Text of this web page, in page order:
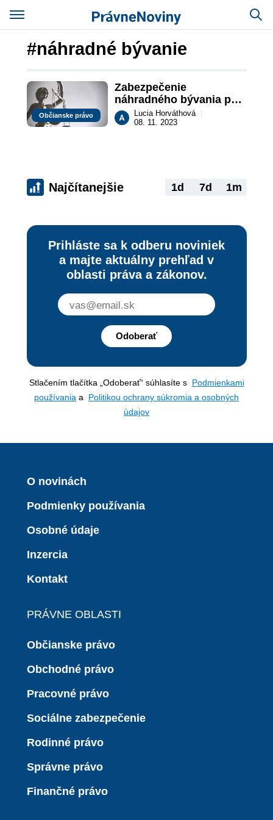
#náhradné bývanie
Občianske právo
Zabezpečenie
náhradného bývania po
rozvode - judikatúra
Lucia Horváthová
08. 11. 2023
Najčítanejšie 1d 7d 1m
Prihláste sa k odberu noviniek
a majte aktuálny prehľad v
oblasti práva a zákonov.
Odoberať
Stlačením tlačítka „Odoberať“ súhlasíte s Podmienkami
používania a Politikou ochrany súkromia a osobných
údajov
O novinách
Podmienky používania
Osobné údaje
Inzercia
Kontakt
PRÁVNE OBLASTI
Občianske právo
Obchodné právo
Pracovné právo
Sociálne zabezpečenie
Rodinné právo
Správne právo
Finančné právo